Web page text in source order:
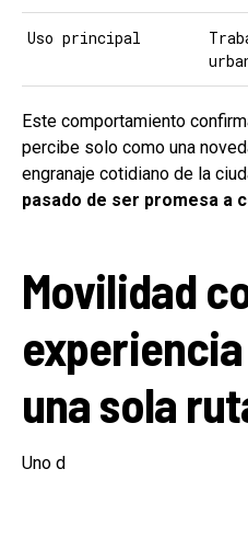
Uso principal
Este comportamiento
percibe solo como una
engranaje cotidiano de la
pasado de ser promesa a
Movilidad
una sola
Uno d